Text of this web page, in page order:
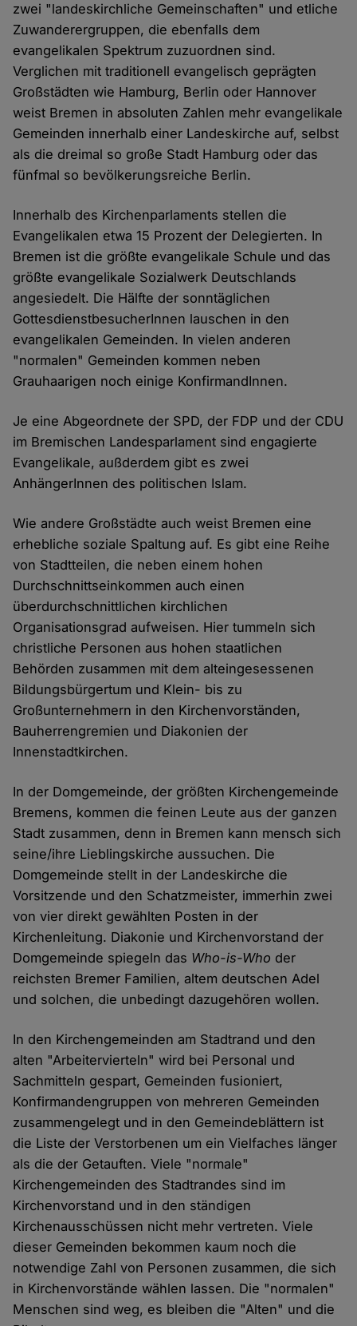
zwei "landeskirchliche Gemeinschaften" und etliche
Zuwanderergruppen, die ebenfalls dem
evangelikalen Spektrum zuzuordnen sind.
Verglichen mit traditionell evangelisch geprägten
Großstädten wie Hamburg, Berlin oder Hannover
weist Bremen in absoluten Zahlen mehr evangelikale
Gemeinden innerhalb einer Landeskirche auf, selbst
als die dreimal so große Stadt Hamburg oder das
fünfmal so bevölkerungsreiche Berlin.
Innerhalb des Kirchenparlaments stellen die
Evangelikalen etwa 15 Prozent der Delegierten. In
Bremen ist die größte evangelikale Schule und das
größte evangelikale Sozialwerk Deutschlands
angesiedelt. Die Hälfte der sonntäglichen
GottesdienstbesucherInnen lauschen in den
evangelikalen Gemeinden. In vielen anderen
"normalen" Gemeinden kommen neben
Grauhaarigen noch einige KonfirmandInnen.
Je eine Abgeordnete der SPD, der FDP und der CDU
im Bremischen Landesparlament sind engagierte
Evangelikale, außderdem gibt es zwei
AnhängerInnen des politischen Islam.
Wie andere Großstädte auch weist Bremen eine
erhebliche soziale Spaltung auf. Es gibt eine Reihe
von Stadtteilen, die neben einem hohen
Durchschnittseinkommen auch einen
überdurchschnittlichen kirchlichen
Organisationsgrad aufweisen. Hier tummeln sich
christliche Personen aus hohen staatlichen
Behörden zusammen mit dem alteingesessenen
Bildungsbürgertum und Klein- bis zu
Großunternehmern in den Kirchenvorständen,
Bauherrengremien und Diakonien der
Innenstadtkirchen.
In der Domgemeinde, der größten Kirchengemeinde
Bremens, kommen die feinen Leute aus der ganzen
Stadt zusammen, denn in Bremen kann mensch sich
seine/ihre Lieblingskirche aussuchen. Die
Domgemeinde stellt in der Landeskirche die
Vorsitzende und den Schatzmeister, immerhin zwei
von vier direkt gewählten Posten in der
Kirchenleitung. Diakonie und Kirchenvorstand der
Domgemeinde spiegeln das Who-is-Who der
reichsten Bremer Familien, altem deutschen Adel
und solchen, die unbedingt dazugehören wollen.
In den Kirchengemeinden am Stadtrand und den
alten "Arbeitervierteln" wird bei Personal und
Sachmitteln gespart, Gemeinden fusioniert,
Konfirmandengruppen von mehreren Gemeinden
zusammengelegt und in den Gemeindeblättern ist
die Liste der Verstorbenen um ein Vielfaches länger
als die der Getauften. Viele "normale"
Kirchengemeinden des Stadtrandes sind im
Kirchenvorstand und in den ständigen
Kirchenausschüssen nicht mehr vertreten. Viele
dieser Gemeinden bekommen kaum noch die
notwendige Zahl von Personen zusammen, die sich
in Kirchenvorstände wählen lassen. Die "normalen"
Menschen sind weg, es bleiben die "Alten" und die